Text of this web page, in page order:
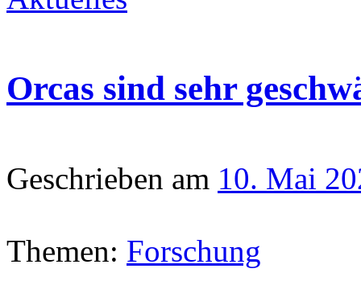
Orcas sind sehr
Geschrieben am 10. Mai
Themen: Forschung